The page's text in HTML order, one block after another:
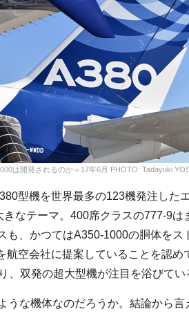
は開発されるのか＝17年6月 PHOTO: Tadayuki
型機を世界最多の123機発注した
なテーマ。400席クラスの777-9は
も、かつてはA350-1000の胴体をス
航空会社に提案していることを認め
、双発の超大型機が注目を浴びてい
な機体なのだろうか。結論から言